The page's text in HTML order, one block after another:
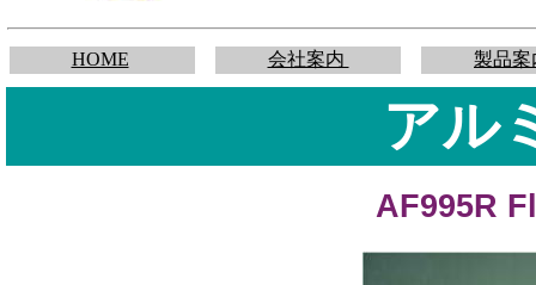
HOME 会社案内 製品案
アル
AF995R